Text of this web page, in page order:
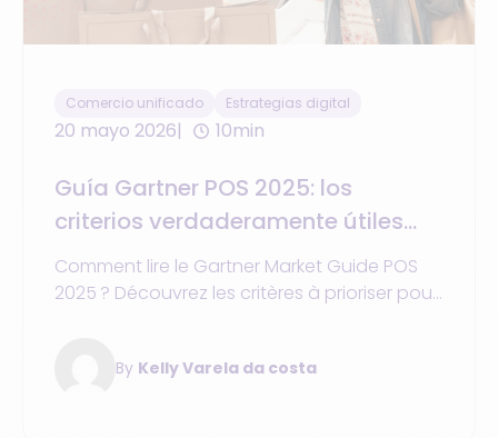
Comercio unificado Estrategias digital
20 mayo 2026 10min
Guía Gartner POS 2025: los
criterios verdaderamente útiles
para elegir una plataforma de
comercio unificado
Comment lire le Gartner Market Guide POS
2025 ? Découvrez les critères à prioriser pour
By Kelly Varela da costa